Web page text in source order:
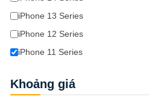
iPhone 13 Series
iPhone 12 Series
iPhone 11 Series
Khoảng giá